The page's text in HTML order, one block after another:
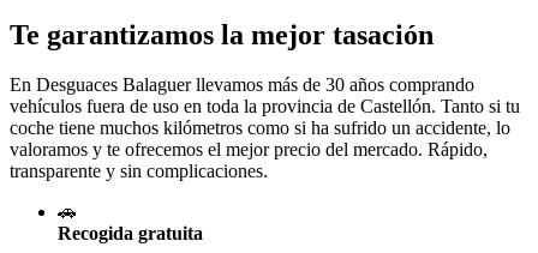
Te garantizamos la mejor tasación
En Desguaces Balaguerllevamos más de 30 años comprando
vehículos fuera de uso en toda la provincia de Castellón. Tanto si tu
coche tiene muchos kilómetros como si ha sufrido un accidente, lo
valoramos y te ofrecemos el mejor precio del mercado. Rápido,
transparente y sin complicaciones.
🚗
Recogida gratuita